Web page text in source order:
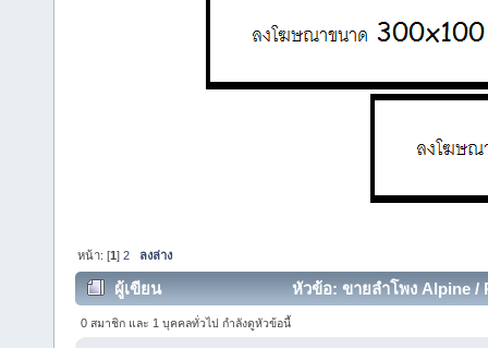
หน้า: [1]2 ลงล่าง
ผู้เขียน หัวข้อ: ขายลำโพง Alpine /
0 สมาชิก และ 1 บุคคลทั่วไป กำลังดูหัวข้อนี้